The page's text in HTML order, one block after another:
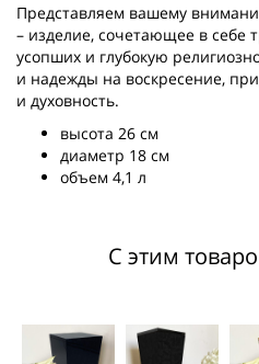
Представляем вашему
– изделие, сочетающее в себе
усопших и глубокую
и надежды на воскресение,
и духовность.
высота 26 см
диаметр 18 см
объем 4,1 л
С этим